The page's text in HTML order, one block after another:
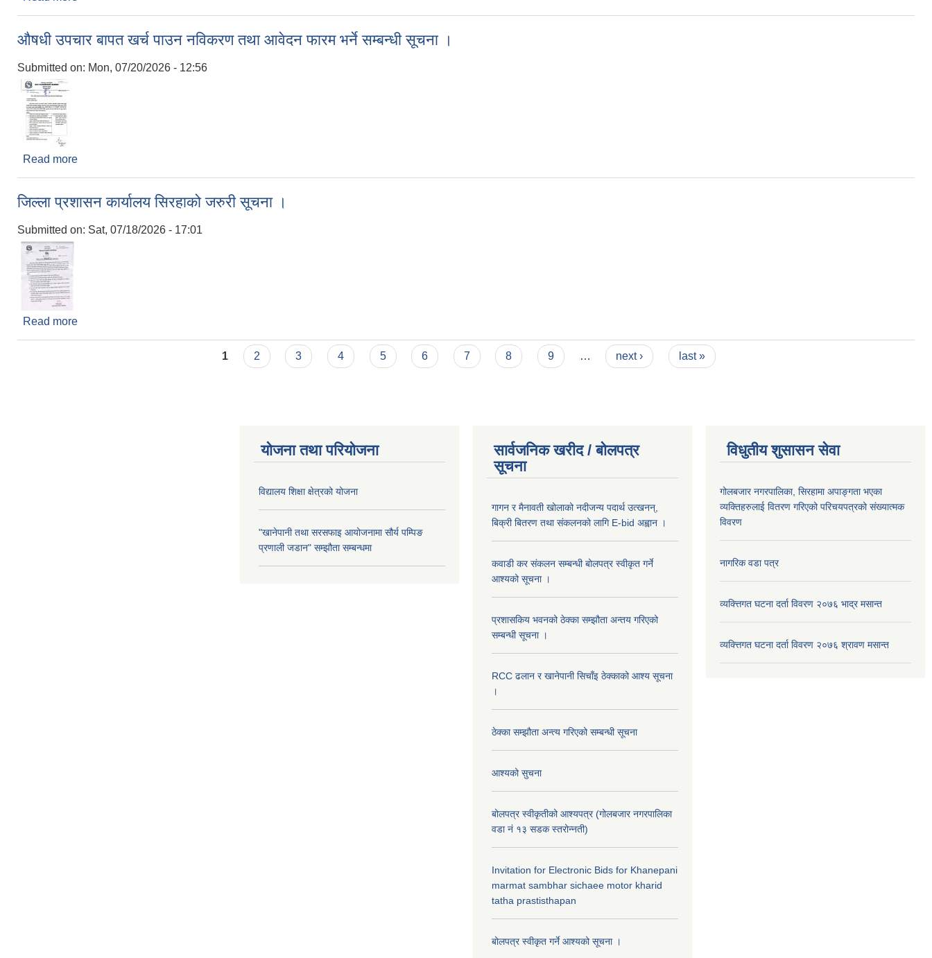
औषधी उपचार बापत खर्च पाउन नविकरण तथा आवेदन फारम भर्ने सम्बन्धी सूचना ।
Submitted on: Mon, 07/20/2026 - 12:56
Read more
जिल्ला प्रशासन कार्यालय सिरहाको जरुरी सूचना ।
Submitted on: Sat, 07/18/2026 - 17:01
Read more
1 2 3 4 5 6 7 8 9 … next › last »
योजना तथा परियोजना
विद्यालय शिक्षा क्षेत्रको योजना
"खानेपानी तथा सरसफाइ आयोजनामा सौर्य पम्पिङ
प्रणाली जडान" सम्झौता सम्बन्धमा
सार्वजनिक खरीद / बोलपत्र
सूचना
गागन र मैनावती खोलाको नदीजन्य पदार्थ उत्खनन्,
बिक्री बितरण तथा संकलनको लागि E-bid अह्वान ।
कवाडी कर संकलन सम्बन्धी बोलपत्र स्वीकृत गर्ने
आश्यको सूचना ।
प्रशासकिय भवनको ठेक्का सम्झौता अन्तय गरिएको
सम्बन्धी सूचना ।
RCC ढलान र खानेपानी सिचाँइ ठेक्काको आश्य सूचना
।
ठेक्का सम्झौता अन्त्य गरिएको सम्बन्धी सूचना
आश्यको सुचना
बोलपत्र स्वीकृतीको आश्यपत्र (गोलबजार नगरपालिका
वडा नं १३ सडक स्तरोन्नती)
Invitation for Electronic Bids for Khanepani
marmat sambhar sichaee motor kharid
tatha prastisthapan
बोलपत्र स्वीकृत गर्ने आश्यको सूचना ।
विधुतीय शुसासन सेवा
गोलबजार नगरपालिका, सिरहामा अपाङ्गता भएका
व्यक्तिहरुलाई वितरण गरिएको परिचयपत्रको संख्यात्मक
विवरण
नागरिक वडा पत्र
व्यक्त्तिगत घटना दर्ता विवरण २०७६ भाद्र मसान्त
व्यक्त्तिगत घटना दर्ता विवरण २०७६ श्रावण मसान्त